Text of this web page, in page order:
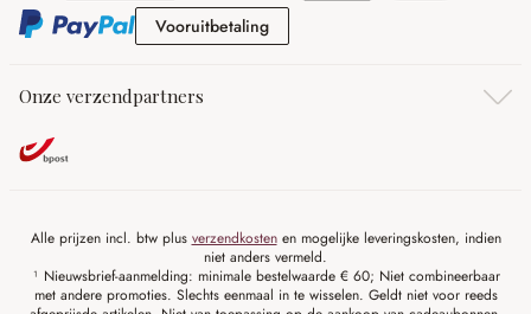
VooruitbetalingVooruitbetaling
Onze verzendpartners
Alle prijzen incl. btw plus verzendkostenen mogelijke leveringskosten, indien
niet anders vermeld.
¹ Nieuwsbrief-aanmelding: minimale bestelwaarde € 60; Niet combineerbaar
met andere promoties. Slechts eenmaal in te wisselen. Geldt niet voor reeds